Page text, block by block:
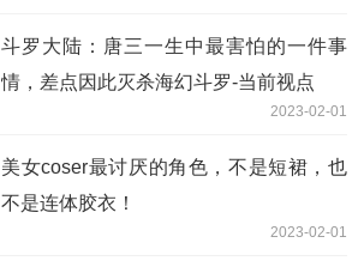
斗罗大陆：唐三一生中最害怕的一件事
情，差点因此灭杀海幻斗罗-当前视点
2023-02-01
美女coser最讨厌的角色，不是短裙，也
不是连体胶衣！
2023-02-01